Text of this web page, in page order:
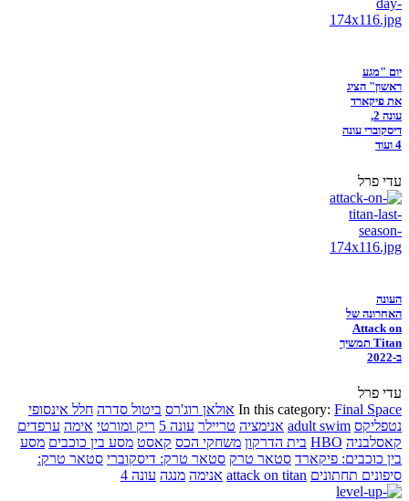
יום "מגע
ראשון" הציג
את פיקארד
עונה 2,
דיסקוברי עונה
4 ועוד
עדי פרל
העונה
האחרונה של
Attack on
Titan תמשיך
ב-2022
עדי פרל
In this category: Final Space אולאן רוג'רס ביטול סדרה חלל אינסופי
נטפליקס adult swim אנימציה טריילר עונה 5 ריק ומורטי אימה ערפדים
קאסלבניה HBO בית הדרקון משחקי הכס קאסט מסע בין כוכבים מסע
בין כוכבים: פיקארד סטאר טרק סטאר טרק: דיסקוברי סטאר טרק:
סיפונים תחתונים attack on titan אנימה מנגה עונה 4